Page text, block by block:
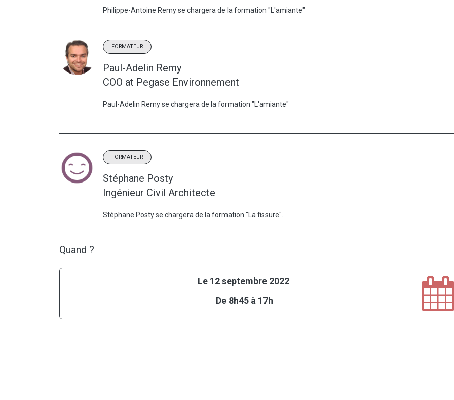
Philippe-Antoine Remy se chargera de la formation "L'amiante"
FORMATEUR
Paul-Adelin Remy
COO at Pegase Environnement
Paul-Adelin Remy se chargera de la formation "L'amiante"
FORMATEUR
Stéphane Posty
Ingénieur Civil Architecte
Stéphane Posty se chargera de la formation "La fissure".
Quand ?
Le 12 septembre 2022
De 8h45 à 17h